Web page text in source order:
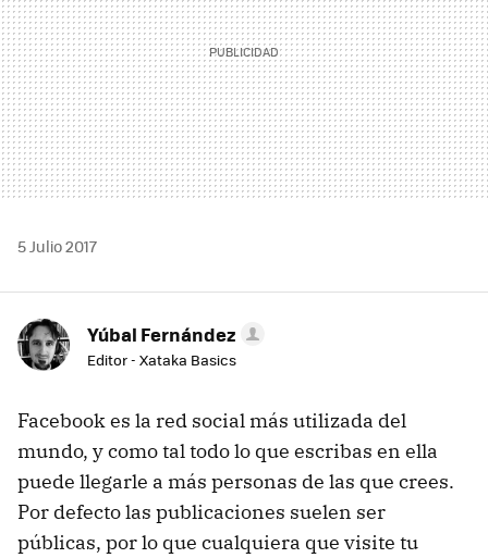
5 Julio 2017
Yúbal Fernández
Editor - Xataka Basics
Facebook es la red social más utilizada del
mundo, y como tal todo lo que escribas en ella
puede llegarle a más personas de las que crees.
Por defecto las publicaciones suelen ser
públicas, por lo que cualquiera que visite tu